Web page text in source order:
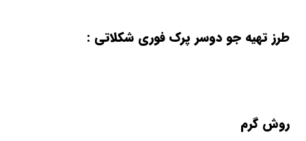
طرز تهیه جو دوسر پرک فوری شکلاتی :
روش گرم